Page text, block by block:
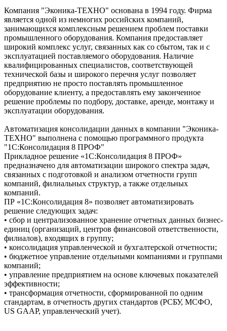
Компания "Эконика-ТЕХНО" основана в 1994 году. Фирма
является одной из немногих российских компаний,
занимающихся комплексным решением проблем поставки
промышленного оборудования. Компания предоставляет
широкий комплекс услуг, связанных как со сбытом, так и с
эксплуатацией поставляемого оборудования. Наличие
квалифицированных специалистов, соответствующей
технической базы и широкого перечня услуг позволяет
предприятию не просто поставлять промышленное
оборудование клиенту, а предоставлять ему законченное
решение проблемы по подбору, доставке, аренде, монтажу и
эксплуатации оборудования.
Автоматизация консолидации данных в компании "Эконика-
ТЕХНО" выполнена с помощью программного продукта
"1С:Консолидация 8 ПРОФ"
Прикладное решение «1С:Консолидация 8 ПРОФ»
предназначено для автоматизации широкого спектра задач,
связанных с подготовкой и анализом отчетности групп
компаний, филиальных структур, а также отдельных
компаний.
ПР «1С:Консолидация 8» позволяет автоматизировать
решение следующих задач:
• сбор и централизованное хранение отчетных данных бизнес-
единиц (организаций, центров финансовой ответственности,
филиалов), входящих в группу;
• консолидация управленческой и бухгалтерской отчетности;
• бюджетное управление отдельными компаниями и группами
компаний;
• управление предприятием на основе ключевых показателей
эффективности;
• трансформация отчетности, сформированной по одним
стандартам, в отчетность других стандартов (РСБУ, МСФО,
US GAAP, управленческий учет).